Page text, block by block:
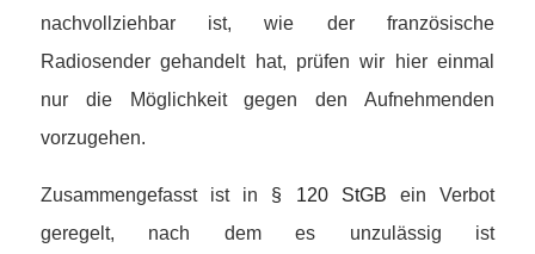
nachvollziehbar ist, wie der französische
Radiosender gehandelt hat, prüfen wir hier einmal
nur die Möglichkeit gegen den Aufnehmenden
vorzugehen.
Zusammengefasst ist in § 120 StGB ein Verbot
geregelt, nach dem es unzulässig ist